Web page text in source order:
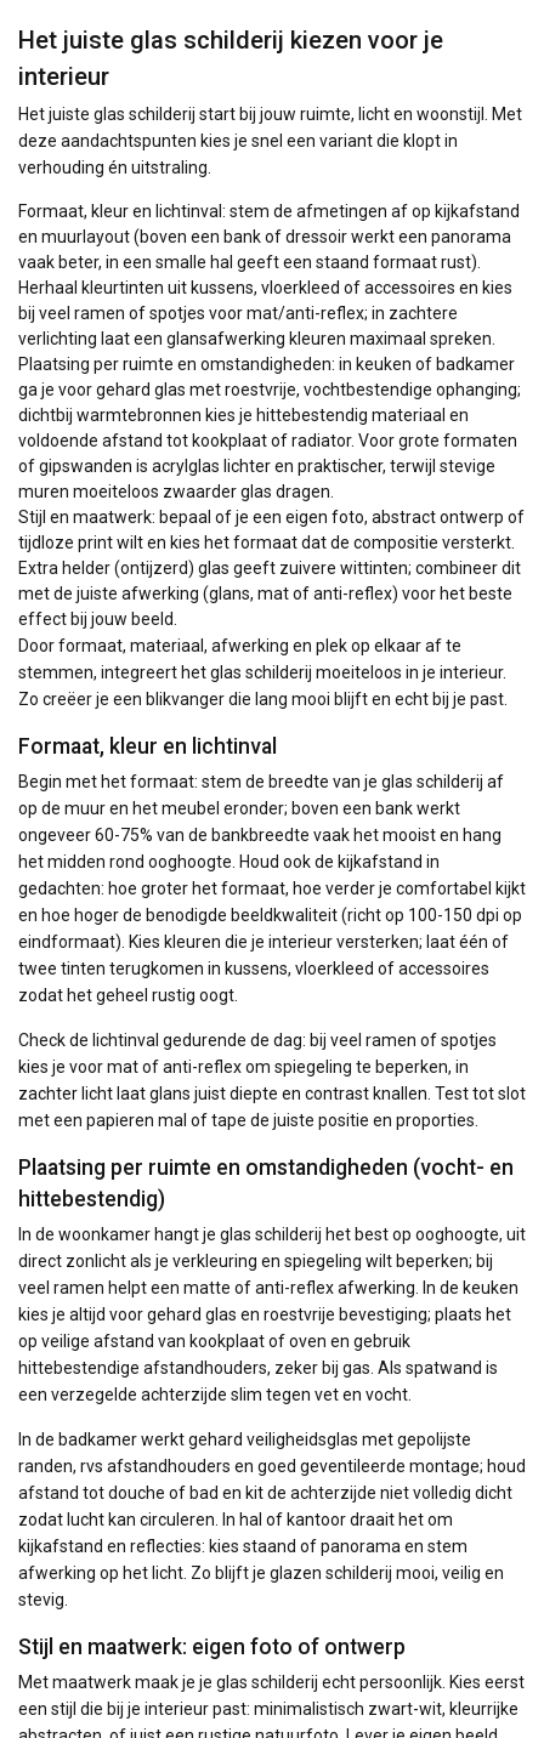
Het juiste glas schilderij kiezen voor je
interieur
Het juiste glas schilderij start bij jouw ruimte, licht en woonstijl. Met
deze aandachtspunten kies je snel een variant die klopt in
verhouding én uitstraling.
Formaat, kleur en lichtinval: stem de afmetingen af op kijkafstand
en muurlayout (boven een bank of dressoir werkt een panorama
vaak beter, in een smalle hal geeft een staand formaat rust).
Herhaal kleurtinten uit kussens, vloerkleed of accessoires en kies
bij veel ramen of spotjes voor mat/anti-reflex; in zachtere
verlichting laat een glansafwerking kleuren maximaal spreken.
Plaatsing per ruimte en omstandigheden: in keuken of badkamer
ga je voor gehard glas met roestvrije, vochtbestendige ophanging;
dichtbij warmtebronnen kies je hittebestendig materiaal en
voldoende afstand tot kookplaat of radiator. Voor grote formaten
of gipswanden is acrylglas lichter en praktischer, terwijl stevige
muren moeiteloos zwaarder glas dragen.
Stijl en maatwerk: bepaal of je een eigen foto, abstract ontwerp of
tijdloze print wilt en kies het formaat dat de compositie versterkt.
Extra helder (ontijzerd) glas geeft zuivere wittinten; combineer dit
met de juiste afwerking (glans, mat of anti-reflex) voor het beste
effect bij jouw beeld.
Door formaat, materiaal, afwerking en plek op elkaar af te
stemmen, integreert het glas schilderij moeiteloos in je interieur.
Zo creëer je een blikvanger die lang mooi blijft en echt bij je past.
Formaat, kleur en lichtinval
Begin met het formaat: stem de breedte van je glas schilderij af
op de muur en het meubel eronder; boven een bank werkt
ongeveer 60-75% van de bankbreedte vaak het mooist en hang
het midden rond ooghoogte. Houd ook de kijkafstand in
gedachten: hoe groter het formaat, hoe verder je comfortabel kijkt
en hoe hoger de benodigde beeldkwaliteit (richt op 100-150 dpi op
eindformaat). Kies kleuren die je interieur versterken; laat één of
twee tinten terugkomen in kussens, vloerkleed of accessoires
zodat het geheel rustig oogt.
Check de lichtinval gedurende de dag: bij veel ramen of spotjes
kies je voor mat of anti-reflex om spiegeling te beperken, in
zachter licht laat glans juist diepte en contrast knallen. Test tot slot
met een papieren mal of tape de juiste positie en proporties.
Plaatsing per ruimte en omstandigheden (vocht- en
hittebestendig)
In de woonkamer hangt je glas schilderij het best op ooghoogte, uit
direct zonlicht als je verkleuring en spiegeling wilt beperken; bij
veel ramen helpt een matte of anti-reflex afwerking. In de keuken
kies je altijd voor gehard glas en roestvrije bevestiging; plaats het
op veilige afstand van kookplaat of oven en gebruik
hittebestendige afstandhouders, zeker bij gas. Als spatwand is
een verzegelde achterzijde slim tegen vet en vocht.
In de badkamer werkt gehard veiligheidsglas met gepolijste
randen, rvs afstandhouders en goed geventileerde montage; houd
afstand tot douche of bad en kit de achterzijde niet volledig dicht
zodat lucht kan circuleren. In hal of kantoor draait het om
kijkafstand en reflecties: kies staand of panorama en stem
afwerking op het licht. Zo blijft je glazen schilderij mooi, veilig en
stevig.
Stijl en maatwerk: eigen foto of ontwerp
Met maatwerk maak je je glas schilderij echt persoonlijk. Kies eerst
een stijl die bij je interieur past: minimalistisch zwart-wit, kleurrijke